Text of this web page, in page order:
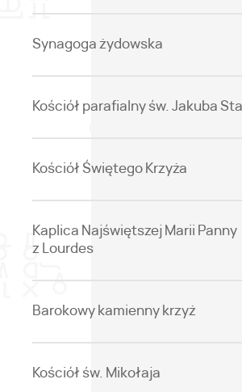
Synagoga żydowska
Kościół parafialny św. Jakuba
Kościół Świętego Krzyża
Kaplica Najświętszej Marii Panny
z Lourdes
Barokowy kamienny krzyż
Kościół św. Mikołaja